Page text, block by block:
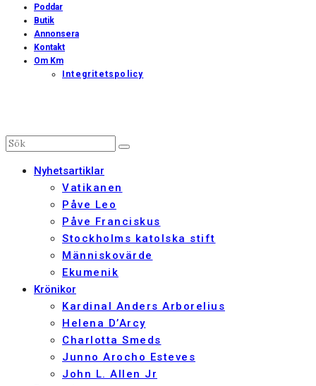
Poddar
Butik
Annonsera
Kontakt
Om Km
Integritetspolicy
Nyhetsartiklar
Vatikanen
Påve Leo
Påve Franciskus
Stockholms katolska stift
Människovärde
Ekumenik
Krönikor
Kardinal Anders Arborelius
Helena D’Arcy
Charlotta Smeds
Junno Arocho Esteves
John L. Allen Jr